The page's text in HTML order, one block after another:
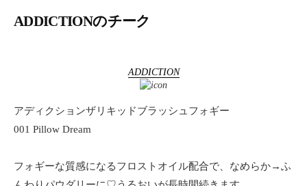
ADDICTIONのチーク
ADDICTION
アディクションザリキッドブラッシュフォギー
001 Pillow Dream
フォギーな質感になるフロストオイル配合で、なめらか→ふ